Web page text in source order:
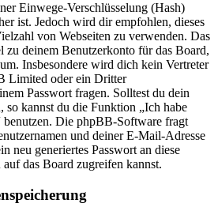
Einwege-Verschlüsselung (Hash)
ist. Jedoch wird dir empfohlen, dieses
von Webseiten zu verwenden. Das
zu deinem Benutzerkonto für das Board,
Insbesondere wird dich kein Vertreter
Limited oder ein Dritter
Passwort fragen. Solltest du dein
so kannst du die Funktion „Ich habe
benutzen. Die phpBB-Software fragt
und deiner E-Mail-Adresse
neu generiertes Passwort an diese
das Board zugreifen kannst.